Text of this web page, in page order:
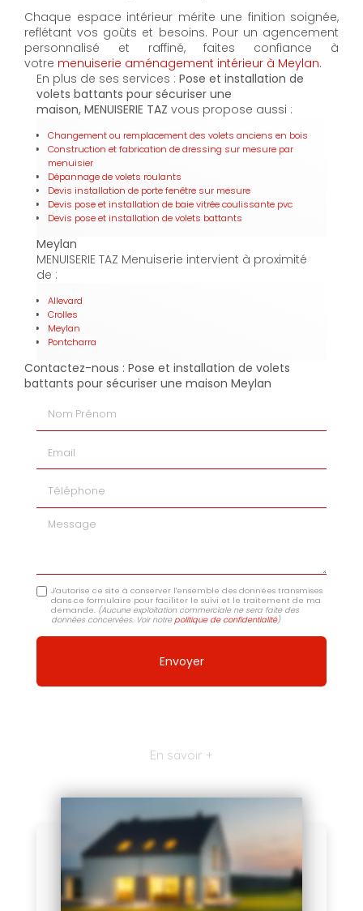
Chaque espace intérieur mérite une finition soignée,
reflétant vos goûts et besoins. Pour un agencement
personnalisé et raffiné, faites confiance à
votre menuiserie aménagement intérieur à Meylan.
En plus de ses services : Pose et installation de
volets battants pour sécuriser une
maison, MENUISERIE TAZ vous propose aussi :
Changement ou remplacement des volets anciens en bois
Construction et fabrication de dressing sur mesure par
menuisier
Dépannage de volets roulants
Devis installation de porte fenêtre sur mesure
Devis pose et installation de baie vitrée coulissante pvc
Devis pose et installation de volets battants
Meylan
MENUISERIE TAZ Menuiserie intervient à proximité
de :
Allevard
Crolles
Meylan
Pontcharra
Contactez-nous : Pose et installation de volets
battants pour sécuriser une maison Meylan
Message
J'autorise ce site à conserver l'ensemble des données transmises
dans ce formulaire pour faciliter le suivi et le traitement de ma
demande. (Aucune exploitation commerciale ne sera faite des
données concervées. Voir notrepolitique de confidentialité)
En savoir +